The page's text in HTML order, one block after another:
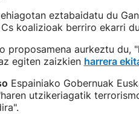
eztabaidatu du
koalizioak berriro ekarri
proposamena aurkeztu du,
egiten zaizkien harrera
Espainiako Gobernuak
utzikeriagatik